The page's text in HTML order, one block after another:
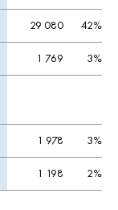
29 080 42%
1 769 3%
1 978 3%
1 198 2%